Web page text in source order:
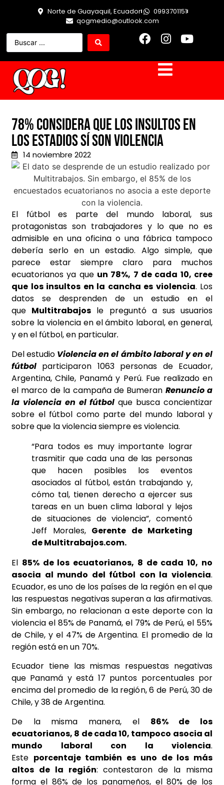
Norte de Guayaquil, Ecuador
0993701151
qogmedio@outlook.com
78% considera que los insultos en
los estadios sí son violencia
14 noviembre 2022
El fútbol es parte del mundo laboral, sus
protagonistas son trabajadores y lo que no es
admisible en una oficina o una fábrica tampoco
debería serlo en un estadio. Algo simple, que
parece estar siempre claro para muchos
ecuatorianos ya que un 78%, 7 de cada 10, cree
que los insultos en la cancha es violencia. Los
datos se desprenden de un estudio en el
que Multitrabajos le preguntó a sus usuarios
sobre la violencia en el ámbito laboral, en general,
y en el fútbol, en particular.
Del estudio Violencia en el ámbito laboral y en el
fútbol participaron 1063 personas de Ecuador,
Argentina, Chile, Panamá y Perú. Fue realizado en
el marco de la campaña de Bumeran Renuncio a
la violencia en el fútbol que busca concientizar
sobre el fútbol como parte del mundo laboral y
sobre que la violencia siempre es violencia.
“Para todos es muy importante lograr
trasmitir que cada una de las personas
que hacen posibles los eventos
asociados al fútbol, están trabajando y,
cómo tal, tienen derecho a ejercer sus
tareas en un buen clima laboral y lejos
de situaciones de violencia”, comentó
Jeff Morales, Gerente de Marketing
deMultitrabajos.com.
El 85% de los ecuatorianos, 8 de cada 10, no
asocia al mundo del fútbol con la violencia.
Ecuador, es uno de los países de la región en el que
las respuestas negativas superan a las afirmativas.
Sin embargo, no relacionan a este deporte con la
violencia el 85% de Panamá, el 79% de Perú, el 55%
de Chile, y el 47% de Argentina. El promedio de la
región está en un 70%.
Ecuador tiene las mismas respuestas negativas
que Panamá y está 17 puntos porcentuales por
encima del promedio de la región, 6 de Perú, 30 de
Chile, y 38 de Argentina.
De la misma manera, el 86% de los
ecuatorianos, 8 de cada 10, tampoco asocia al
mundo laboral con la violencia.
Este porcentaje también es uno de los más
altos de la región: contestaron de la misma
forma el 86% de los panameños, el 80% de los